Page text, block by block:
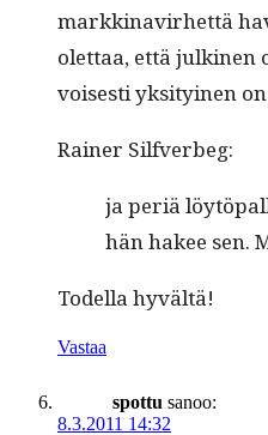
markki­navirhet­tä
olet­taa, että
vois­es­ti yksi­tyi­nen
Rain­er Silfverbeg:
ja per­iä
hän hakee sen.
Todel­la hyvältä!
Vastaa
spottu sanoo:
8.3.2011 14:32